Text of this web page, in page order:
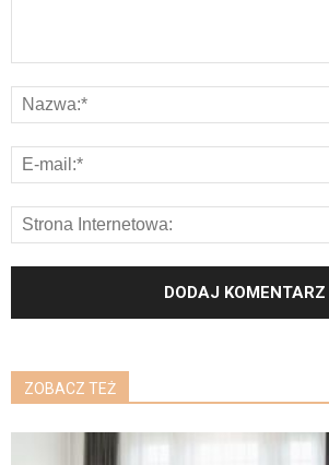
ZOBACZ TEŻ